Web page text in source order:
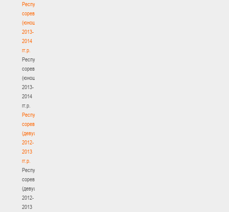
Республиканские
соревнования
(юноши)
2013-
2014
гг.р.
Республиканские
соревнования
(юноши)
2013-
2014
гг.р.
Республиканские
соревнования
(девушки)
2012-
2013
гг.р.
Республиканские
соревнования
(девушки)
2012-
2013